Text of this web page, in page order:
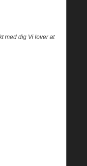
med dig Vi lover at